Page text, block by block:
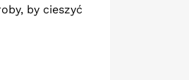
by cieszyć